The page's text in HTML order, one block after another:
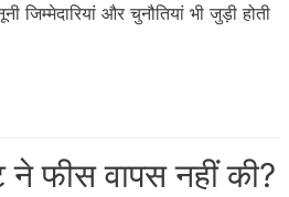
और चुनौतियां भी जुड़ी होती
ने फीस वापस नहीं की?